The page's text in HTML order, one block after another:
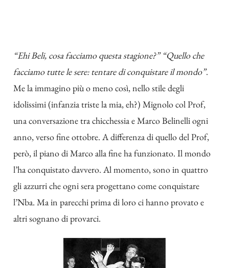
“Ehi Beli, cosa facciamo questa stagione?” “Quello che
facciamo tutte le sere: tentare di conquistare il mondo”.
Me la immagino più o meno così, nello stile degli
idolissimi (infanzia triste la mia, eh?) Mignolo col Prof,
una conversazione tra chicchessia e Marco Belinelli ogni
anno, verso fine ottobre. A differenza di quello del Prof,
però, il piano di Marco alla fine ha funzionato. Il mondo
l’ha conquistato davvero. Al momento, sono in quattro
gli azzurri che ogni sera progettano come conquistare
l’Nba. Ma in parecchi prima di loro ci hanno provato e
altri sognano di provarci.